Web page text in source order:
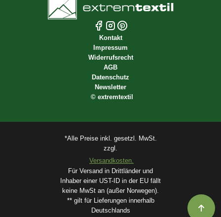
Kontakt
Impressum
Widerrufsrecht
AGB
Datenschutz
Newsletter
© extremtextil
*Alle Preise inkl. gesetzl. MwSt.
zzgl.
Versandkosten.
Für Versand in Drittländer und
Inhaber einer UST-ID in der EU fällt
keine MwSt an (außer Norwegen).
** gilt für Lieferungen innerhalb
Deutschlands